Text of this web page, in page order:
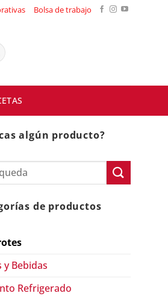
Bolsa de trabajo
algún producto?
de productos
y Bebidas
Refrigerado